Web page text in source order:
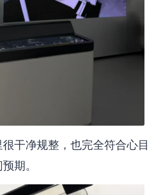
干净规整，也完全符合心目
期。